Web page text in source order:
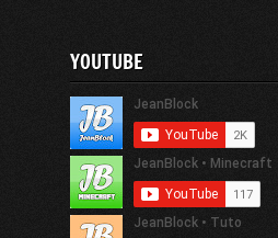
YOUTUBE